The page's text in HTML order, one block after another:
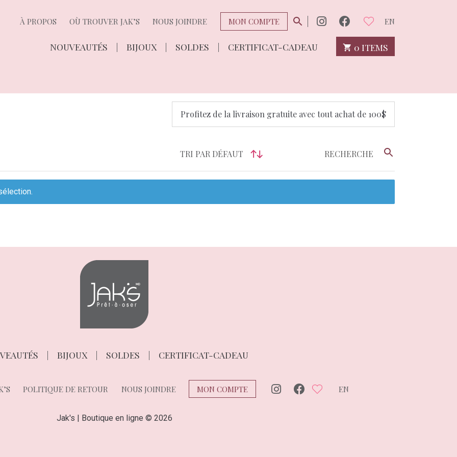
À PROPOS OÙ TROUVER JAK’S NOUS JOINDRE MON COMPTE EN
NOUVEAUTÉS BIJOUX SOLDES CERTIFICAT-CADEAU 0 ITEMS
Profitez de la livraison gratuite avec tout achat de 100$
BIJOUX SOLDES CERTIFICAT-CADEAU
POLITIQUE DE RETOUR NOUS JOINDRE MON COMPTE EN
Jak's | Boutique en ligne © 2026